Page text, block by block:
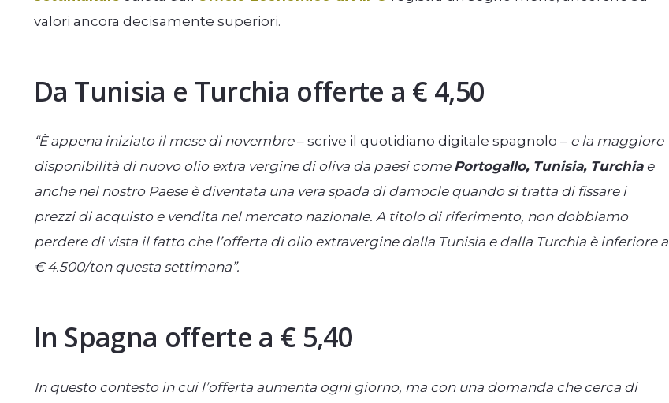
valori ancora decisamente superiori.
Da Tunisia e Turchia offerte a € 4,50
“È appena iniziato il mese di novembre– scrive il quotidiano digitale spagnolo – e la maggiore
disponibilità di nuovo olio extra vergine di oliva da paesi come Portogallo, Tunisia, Turchiae
anche nel nostro Paese è diventata una vera spada di damocle quando si tratta di fissare i
prezzi di acquisto e vendita nel mercato nazionale. A titolo di riferimento, non dobbiamo
perdere di vista il fatto che l’offerta di olio extravergine dalla Tunisia e dalla Turchia è inferiore a
€ 4.500/ton questa settimana”.
In Spagna offerte a € 5,40
In questo contesto in cui l’offerta aumenta ogni giorno, ma con una domanda che cerca di